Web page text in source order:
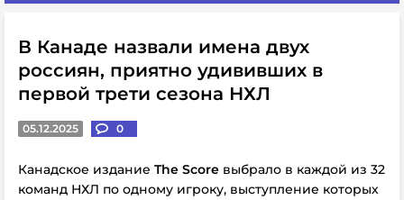
В Канаде назвали имена двух
россиян, приятно удививших в
первой трети сезона НХЛ
05.12.2025 0
Канадское издание The Score выбрало в каждой из 32
команд НХЛ по одному игроку, выступление которых